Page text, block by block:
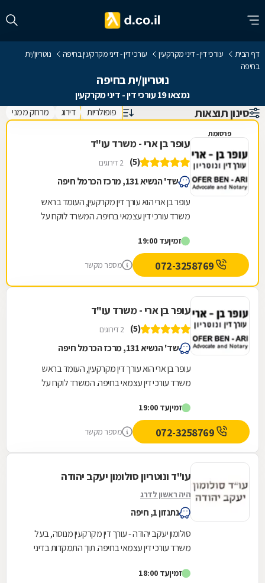
דף הבית עורכי דין - דיני מקרקעין עורכי דין - דיני מקרקעין בחיפה
נוטריון/ית
בחיפה
נוטריון/ית בחיפה
נמצאו 19 עורכי דין - דיני מקרקעין
סינון תוצאות פופולריות דירוג מרחק ממני
פרסומת
עופר בן ארי - משרד עו"ד
(5) 2 דירוגים
שד' הנשיא 131, מרכז הכרמל חיפה
עופר בן ארי הוא עורך דין מקרקעין, העומד בראש
משרד עורכי דין עצמאי בחיפה. המשרד לוקח על
ובכלל זה...
זמיןעד 19:00
מספר מקשר
עופר בן ארי - משרד עו"ד
(5) 2 דירוגים
שד' הנשיא 131, מרכז הכרמל חיפה
עופר בן ארי הוא עורך דין מקרקעין, העומד בראש
משרד עורכי דין עצמאי בחיפה. המשרד לוקח על
ובכלל זה...
זמיןעד 19:00
מספר מקשר
עו"ד ונוטריון סולומון יעקב יהודה
היה ראשון לדרג
נתנזון 1, חיפה
סולומון יעקב יהודה - עורך דין מקרקעין מנוסה, בעל
משרד עורכי דין עצמאי בחיפה. תוך התמקדות בדיני
זמיןעד 18:00